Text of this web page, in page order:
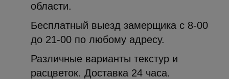
области.
Бесплатный выезд замерщика с 8-00
до 21-00 по любому адресу.
Различные варианты текстур и
расцветок. Доставка 24 часа.